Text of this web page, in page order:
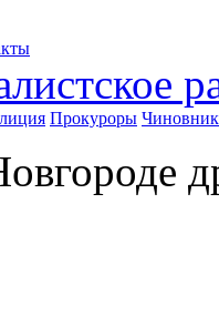
Прокуроры